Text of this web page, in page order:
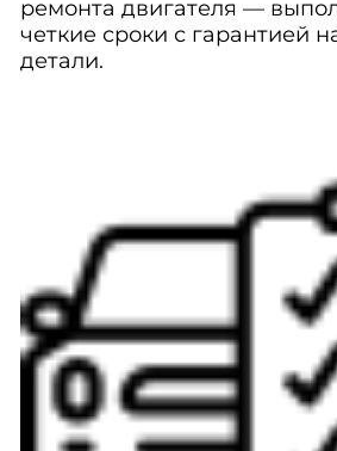
ремонта двигателя —
четкие сроки с гарантией
детали.